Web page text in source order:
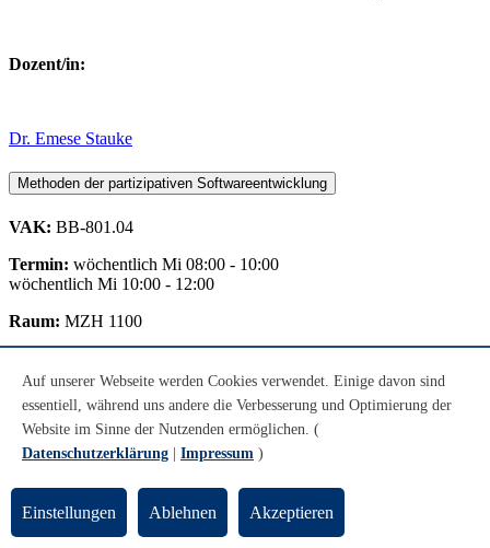
Dozent/in:
Dr. Emese Stauke
Methoden der partizipativen Softwareentwicklung
VAK: BB-801.04
Termin: wöchentlich Mi 08:00 - 10:00
wöchentlich Mi 10:00 - 12:00
Raum: MZH 1100
Ziele:
Kenntnis über die Geschichte und Kernkonzepte der
partizipativen Softwareentwicklung
Auf unserer Webseite werden Cookies verwendet. Einige davon sind
essentiell, während uns andere die Verbesserung und Optimierung der
Website im Sinne der Nutzenden ermöglichen. (
Datenschutzerklärung
Impressum )
Einstellungen Ablehnen Akzeptieren